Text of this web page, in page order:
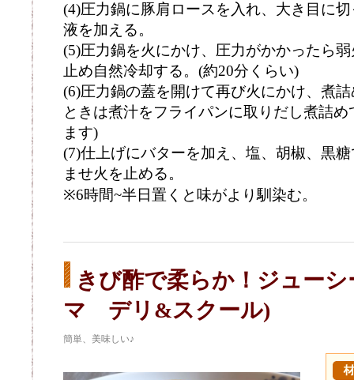
(4)圧力鍋に豚肩ロースを入れ、大き目に
液を加える。
(5)圧力鍋を火にかけ、圧力がかかったら
止め自然冷却する。(約20分くらい)
(6)圧力鍋の蓋を開けて再び火にかけ、煮
ときは煮汁をフライパンに取りだし煮詰
ます)
(7)仕上げにバターを加え、塩、胡椒、黒
ませ火を止める。
※6時間~半日置くと味がより馴染む。
きび酢で柔らか！ジュー
マ デリ&スクール)
簡単、美味しい♪